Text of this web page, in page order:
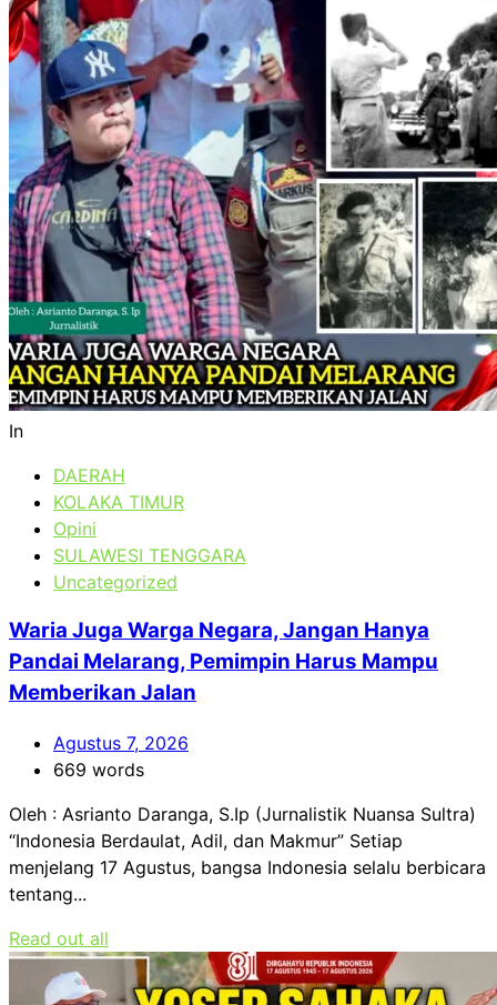
In
DAERAH
KOLAKA TIMUR
Opini
SULAWESI TENGGARA
Uncategorized
Waria Juga Warga Negara, Jangan Hanya
Pandai Melarang, Pemimpin Harus Mampu
Memberikan Jalan
Agustus 7, 2026
669 words
Oleh : Asrianto Daranga, S.Ip (Jurnalistik Nuansa Sultra)
“Indonesia Berdaulat, Adil, dan Makmur” Setiap
menjelang 17 Agustus, bangsa Indonesia selalu berbicara
tentang...
Read out all